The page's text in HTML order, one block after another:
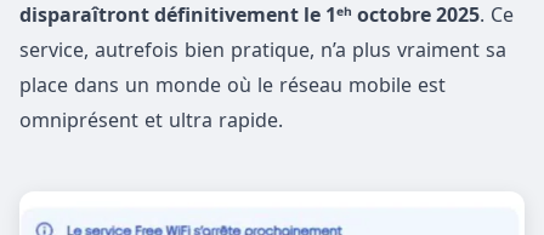
disparaîtront définitivement le 1ᵉʰ octobre 2025. Ce
service, autrefois bien pratique, n’a plus vraiment sa
place dans un monde où le réseau mobile est
omniprésent et ultra rapide.